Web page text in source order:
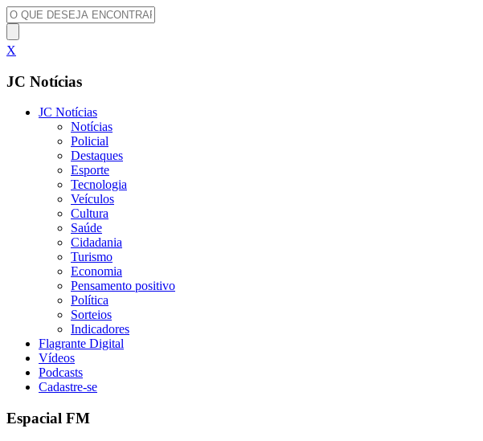
X
JC Notícias
JC Notícias
Notícias
Policial
Destaques
Esporte
Tecnologia
Veículos
Cultura
Saúde
Cidadania
Turismo
Economia
Pensamento positivo
Política
Sorteios
Indicadores
Flagrante Digital
Vídeos
Podcasts
Cadastre-se
Espacial FM